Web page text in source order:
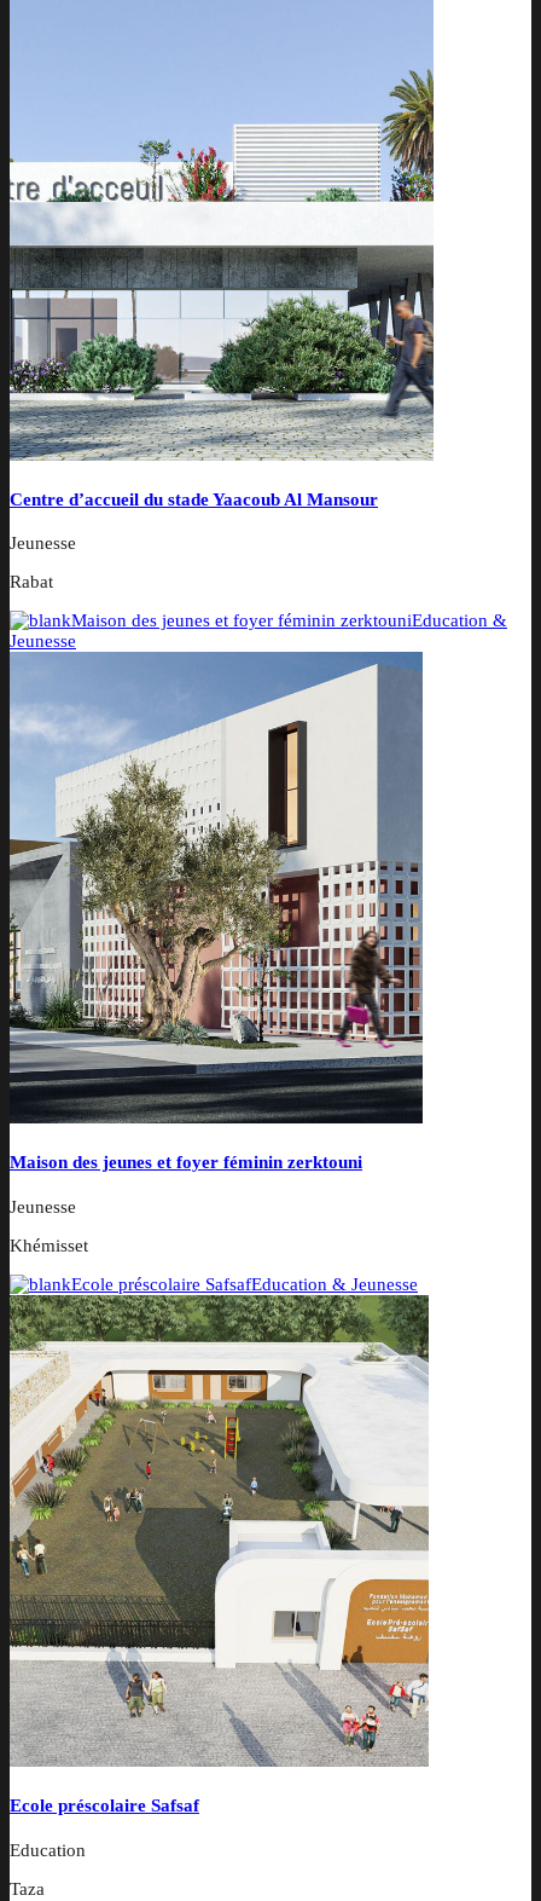
Centre d’accueil du stade Yaacoub Al Mansour
Jeunesse
Rabat
Maison des jeunes et foyer féminin zerktouniEducation &
Jeunesse
Maison des jeunes et foyer féminin zerktouni
Jeunesse
Khémisset
Ecole préscolaire SafsafEducation & Jeunesse
Ecole préscolaire Safsaf
Education
Taza